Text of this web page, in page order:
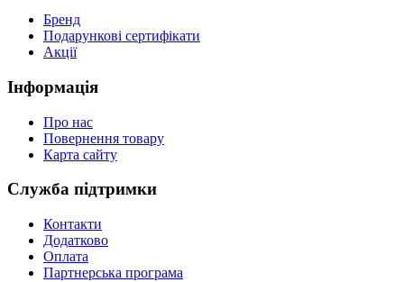
Бренд
Подарункові сертифікати
Акції
Інформація
Про нас
Повернення товару
Карта сайту
Служба підтримки
Контакти
Додатково
Оплата
Партнерська програма